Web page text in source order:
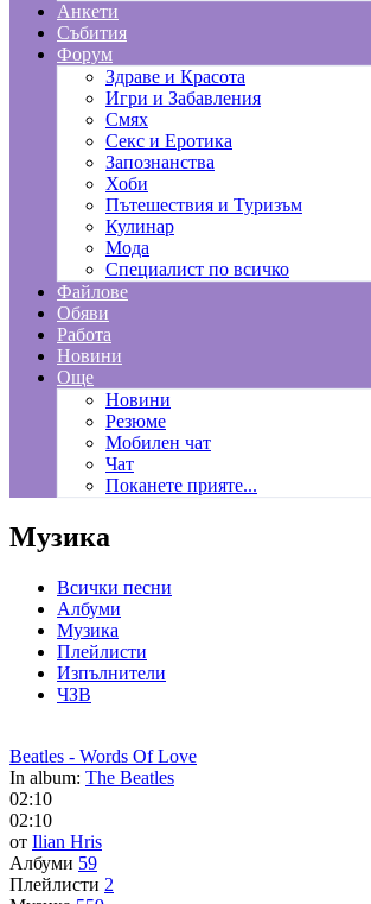
Анкети
Събития
Форум
Здраве и Красота
Игри и Забавления
Смях
Секс и Еротика
Запознанства
Хоби
Пътешествия и Туризъм
Кулинар
Мода
Специалист по всичко
Файлове
Обяви
Работа
Новини
Още
Новини
Резюме
Мобилен чат
Чат
Поканете прияте...
Музика
Всички песни
Албуми
Музика
Плейлисти
Изпълнители
ЧЗВ
Beatles - Words Of Love
In album: The Beatles
02:10
02:10
от Ilian Hris
Албуми 59
Плейлисти 2